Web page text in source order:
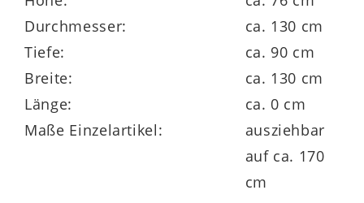
Durchmesser:
ca. 130 cm
Tiefe:
ca. 90 cm
Breite:
ca. 130 cm
Länge:
ca. 0 cm
Maße Einzelartikel:
ausziehbar
auf ca. 170
cm